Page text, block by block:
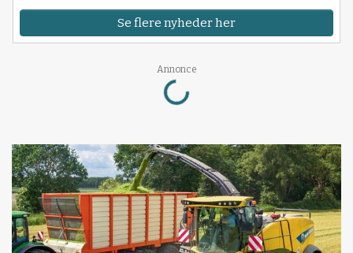
Se flere nyheder her
Annonce
Loading...